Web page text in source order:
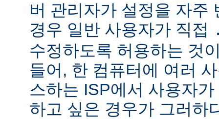
버 관리자가 설정을 자주
경우 일반 사용자가 직접
수정하도록 허용하는 것
들어, 한 컴퓨터에 여러
스하는 ISP에서 사용자
하고 싶은 경우가 그러하